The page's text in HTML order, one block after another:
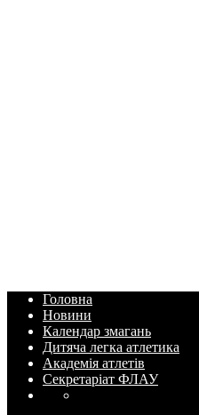
Головна
Новини
Календар змагань
Дитяча легка атлетика
Академія атлетів
Секретаріат ФЛАУ